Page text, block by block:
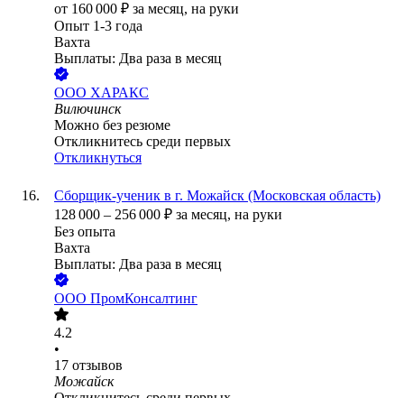
от 160 000 ₽ за месяц, на руки
Опыт 1-3 года
Вахта
Выплаты: Два раза в месяц
ООО ХАРАКС
Вилючинск
Можно без резюме
Откликнитесь среди первых
Откликнуться
Сборщик-ученик в г. Можайск (Московская область)
128 000 – 256 000 ₽ за месяц, на руки
Без опыта
Вахта
Выплаты: Два раза в месяц
ООО ПромКонсалтинг
4.2
•
17 отзывов
Можайск